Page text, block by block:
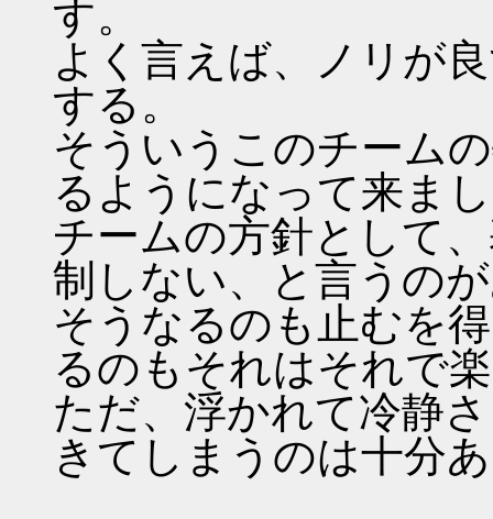
す。
よく言えば、ノリが
する。
そういうこのチーム
るようになって来ま
チームの方針として
制しない、と言うの
そうなるのも止むを
るのもそれはそれで
ただ、浮かれて冷静
きてしまうのは十分